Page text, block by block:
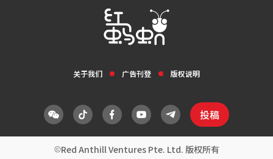
关于我们 广告刊登 版权说明
投稿
Red Anthill Ventures Pte. Ltd. 版权所有